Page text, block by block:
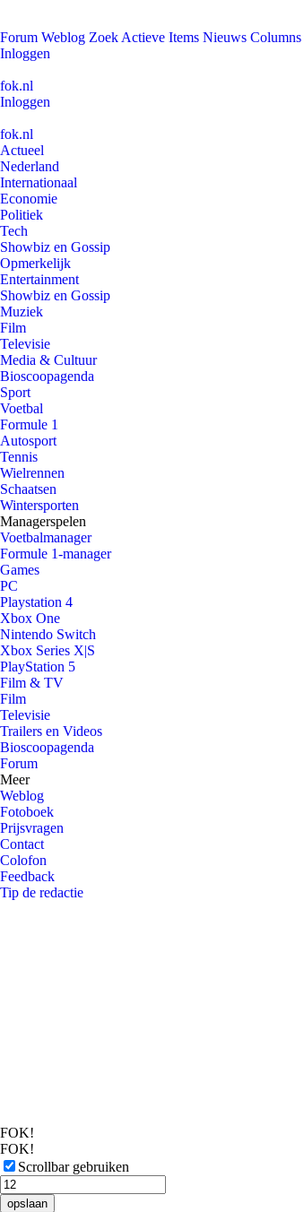
Forum Weblog Zoek Actieve Items Nieuws Columns
Inloggen
fok.nl
Inloggen
fok.nl
Actueel
Nederland
Internationaal
Economie
Politiek
Tech
Showbiz en Gossip
Opmerkelijk
Entertainment
Showbiz en Gossip
Muziek
Film
Televisie
Media & Cultuur
Bioscoopagenda
Sport
Voetbal
Formule 1
Autosport
Tennis
Wielrennen
Schaatsen
Wintersporten
Managerspelen
Voetbalmanager
Formule 1-manager
Games
PC
Playstation 4
Xbox One
Nintendo Switch
Xbox Series X|S
PlayStation 5
Film & TV
Film
Televisie
Trailers en Videos
Bioscoopagenda
Forum
Meer
Weblog
Fotoboek
Prijsvragen
Contact
Colofon
Feedback
Tip de redactie
FOK!
FOK!
Scrollbar gebruiken
opslaan